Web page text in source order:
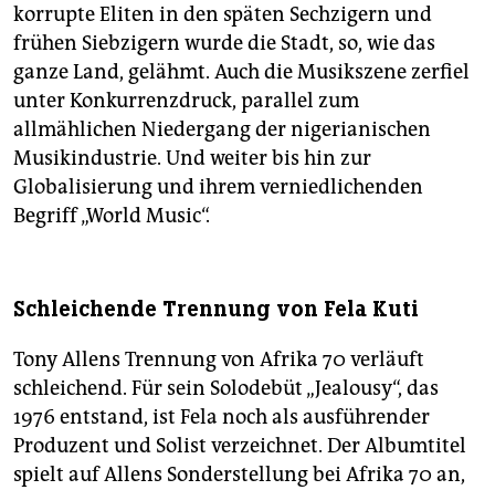
korrupte Eliten in den späten Sechzigern und
frühen Siebzigern wurde die Stadt, so, wie das
ganze Land, gelähmt. Auch die Musikszene zerfiel
unter Konkurrenzdruck, parallel zum
allmählichen Niedergang der nigerianischen
Musikindustrie. Und weiter bis hin zur
Globalisierung und ihrem verniedlichenden
Begriff „World Music“.
Schleichende Trennung von Fela Kuti
Tony Allens Trennung von Afrika 70 verläuft
schleichend. Für sein Solodebüt „Jealousy“, das
1976 entstand, ist Fela noch als ausführender
Produzent und Solist verzeichnet. Der Albumtitel
spielt auf Allens Sonderstellung bei Afrika 70 an,